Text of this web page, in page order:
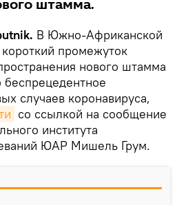
штамма.
В Южно-Африканской
промежуток
нового штамма
случаев коронавируса,
со ссылкой на сообщение
института
ЮАР Мишель Грум.